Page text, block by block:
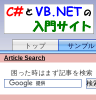
トップ サンプル
Article Search
困った時はまず記事を検索